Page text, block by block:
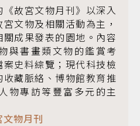
故宮文物月刊》以深入
文物及相關活動為主，
成果發表的園地。內容
與書畫類文物的鑑賞考
史料綜覽；現代科技檢
藏脈絡、博物館教育推
物專訪等豐富多元的主
文物月刊